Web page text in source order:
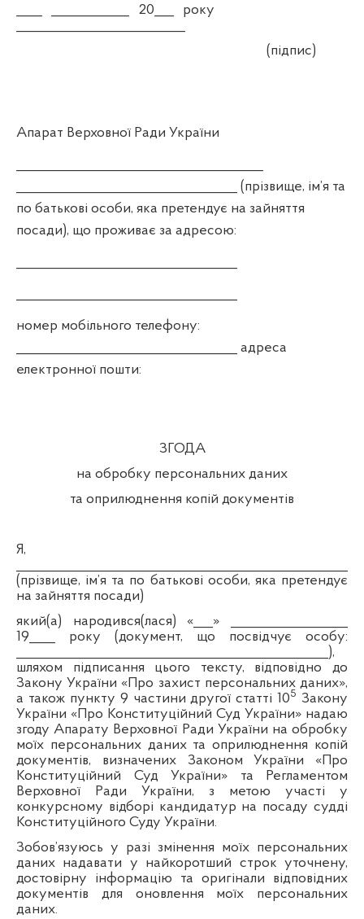
____ ____________ 20___ року
(підпис)
Апарат Верховної Ради України
__________________________________ (прізвище, ім’я та
по батькові особи, яка претендує на зайняття
посади), що проживає за адресою:
номер мобільного телефону:
__________________________________ адреса
електронної пошти:
ЗГОДА
на обробку персональних даних
та оприлюднення копій документів
Я,
(прізвище, ім’я та по батькові особи, яка претендує
на зайняття посади)
який(а) народився(лася) «___» __________________
19____ року (документ, що посвідчує особу:
________________________________________________),
шляхом підписання цього тексту, відповідно до
Закону України «Про захист персональних даних»,
а також пункту 9 частини другої статті 105 Закону
України «Про Конституційний Суд України» надаю
згоду Апарату Верховної Ради України на обробку
моїх персональних даних та оприлюднення копій
документів, визначених Законом України «Про
Конституційний Суд України» та Регламентом
Верховної Ради України, з метою участі у
конкурсному відборі кандидатур на посаду судді
Конституційного Суду України.
Зобов’язуюсь у разі змінення моїх персональних
даних надавати у найкоротший строк уточнену,
достовірну інформацію та оригінали відповідних
документів для оновлення моїх персональних
даних.